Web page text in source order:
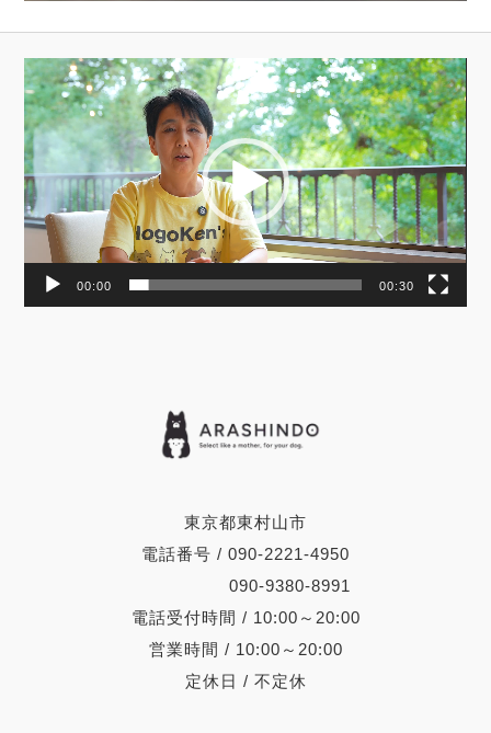
東京都東村山市
電話番号 / 090-2221-4950
090-9380-8991
電話受付時間 / 10:00～20:00
営業時間 / 10:00～20:00
定休日 / 不定休
動
画
プ
レ
ー
ヤ
ー
00:00 00:30